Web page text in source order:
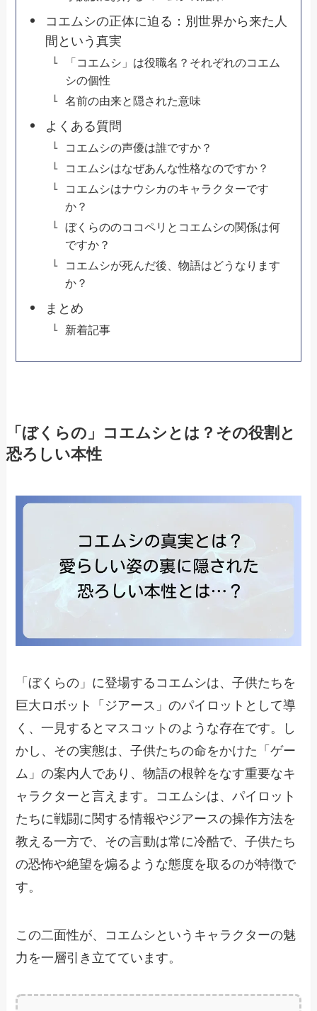
コエムシの正体に迫る：別世界から来た人
間という真実
「コエムシ」は役職名？それぞれのコエム
シの個性
名前の由来と隠された意味
よくある質問
コエムシの声優は誰ですか？
コエムシはなぜあんな性格なのですか？
コエムシはナウシカのキャラクターです
か？
ぼくらののココペリとコエムシの関係は何
ですか？
コエムシが死んだ後、物語はどうなります
か？
まとめ
新着記事
「ぼくらの」コエムシとは？その役割と
恐ろしい本性
「ぼくらの」に登場するコエムシは、子供たちを
巨大ロボット「ジアース」のパイロットとして導
く、一見するとマスコットのような存在です。し
かし、その実態は、子供たちの命をかけた「ゲー
ム」の案内人であり、物語の根幹をなす重要なキ
ャラクターと言えます。コエムシは、パイロット
たちに戦闘に関する情報やジアースの操作方法を
教える一方で、その言動は常に冷酷で、子供たち
の恐怖や絶望を煽るような態度を取るのが特徴で
す。
この二面性が、コエムシというキャラクターの魅
力を一層引き立てています。